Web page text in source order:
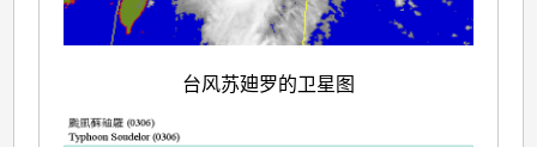
台风苏廸罗的卫星图